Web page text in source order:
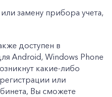
или замену прибора учета,
доступен в
Android, Windows Phone
какие-либо
или
Вы сможете